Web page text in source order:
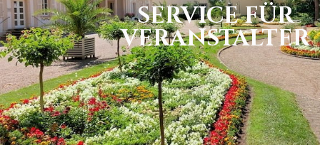
SERVICE FÜR
VERANSTALTER